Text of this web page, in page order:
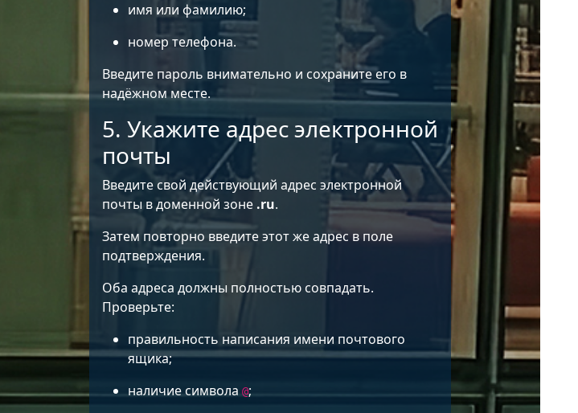
имя или фамилию;
номер телефона.
Введите пароль внимательно и сохраните его в
надёжном месте.
5. Укажите адрес электронной
почты
Введите свой действующий адрес электронной
почты в доменной зоне .ru.
Затем повторно введите этот же адрес в поле
подтверждения.
Оба адреса должны полностью совпадать.
Проверьте:
правильность написания имени почтового
ящика;
наличие символа @;